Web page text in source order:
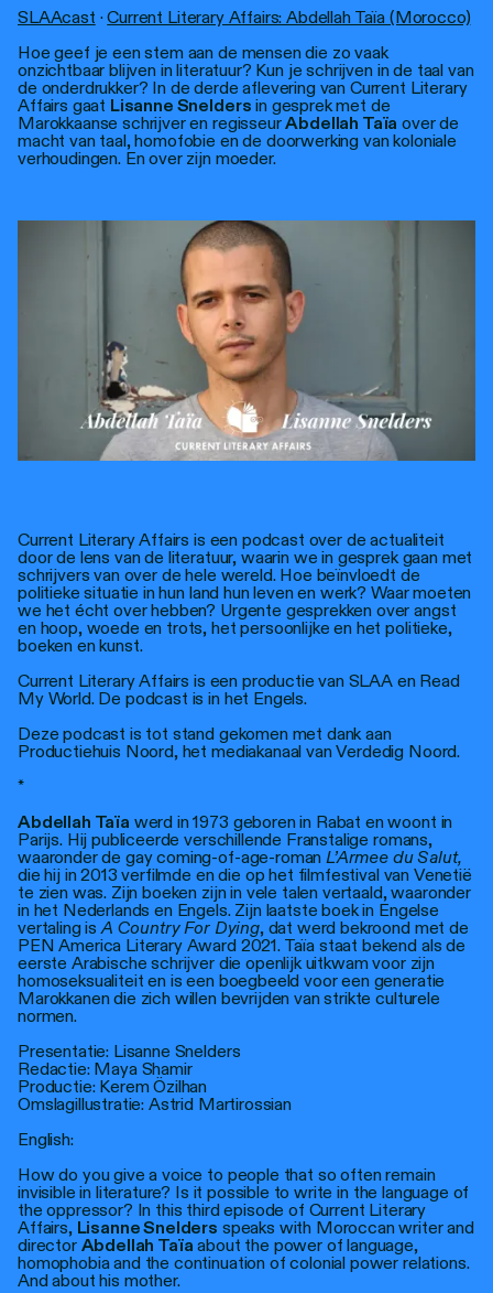
SLAAcast ·Current Literary Affairs: Abdellah Taïa (Morocco)
Hoe geef je een stem aan de mensen die zo vaak
onzichtbaar blijven in literatuur? Kun je schrijven in de taal van
de onderdrukker? In de derde aflevering van Current Literary
Affairs gaat Lisanne Snelders in gesprek met de
Marokkaanse schrijver en regisseurAbdellah Taïa over de
macht van taal, homofobie en de doorwerking van koloniale
verhoudingen. En over zijn moeder.
Current Literary Affairs is een podcast over de actualiteit
door de lens van de literatuur, waarin we in gesprek gaan met
schrijvers van over de hele wereld. Hoe beïnvloedt de
politieke situatie in hun land hun leven en werk? Waar moeten
we het écht over hebben? Urgente gesprekken over angst
en hoop, woede en trots, het persoonlijke en het politieke,
boeken en kunst.
Current Literary Affairs is een productie van SLAA en Read
My World. De podcast is in het Engels.
Deze podcast is tot stand gekomen met dank aan
Productiehuis Noord, het mediakanaal van Verdedig Noord.
*
Abdellah Taïa werd in 1973 geboren in Rabat en woont in
Parijs. Hij publiceerde verschillende Franstalige romans,
waaronder de gay coming-of-age-romanL’Armee du Salut,
die hij in 2013 verfilmde en die op het filmfestival van Venetië
te zien was. Zijn boeken zijn in vele talen vertaald, waaronder
in het Nederlands en Engels. Zijn laatste boek in Engelse
vertaling isA Country For Dying, dat werd bekroond met de
PEN America Literary Award 2021. Taïa staat bekend als de
eerste Arabische schrijver die openlijk uitkwam voor zijn
homoseksualiteit en is een boegbeeld voor een generatie
Marokkanen die zich willen bevrijden van strikte culturele
normen.
Presentatie: Lisanne Snelders
Redactie: Maya Shamir
Productie: Kerem Özilhan
Omslagillustratie: Astrid Martirossian
English:
How do you give a voice to people that so often remain
invisible in literature? Is it possible to write in the language of
the oppressor? In this third episode of Current Literary
Affairs, Lisanne Snelders speaks with Moroccan writer and
director Abdellah Taïa about the power of language,
homophobia and the continuation of colonial power relations.
And about his mother.